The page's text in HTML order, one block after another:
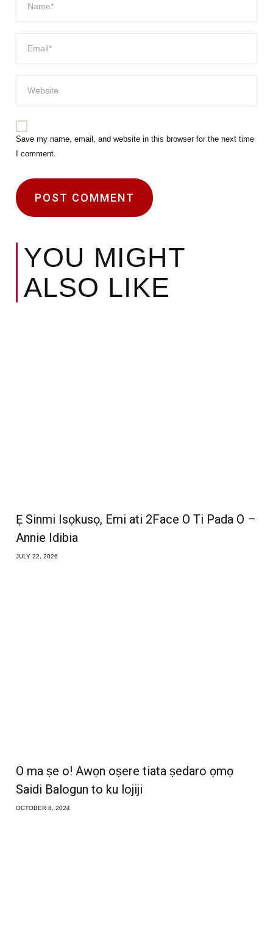
Save my name, email, and website in this browser for the next time
I comment.
YOU MIGHT
ALSO LIKE
Ẹ Sinmi Isọkusọ, Emi ati 2Face O Ti Pada O –
Annie Idibia
JULY 22, 2026
O ma ṣe o! Awọn oṣere tiata ṣedaro ọmọ
Saidi Balogun to ku lojiji
OCTOBER 8, 2024